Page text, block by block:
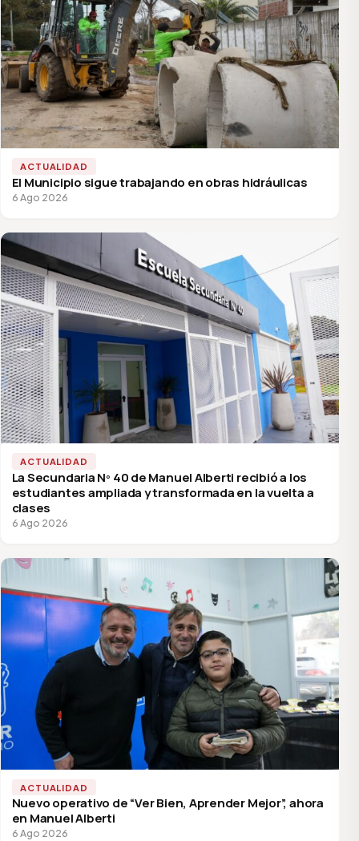
ACTUALIDAD
El Municipio sigue trabajando en obras hidráulicas
6 Ago 2026
ACTUALIDAD
La Secundaria Nº 40 de Manuel Alberti recibió a los
estudiantes ampliada y transformada en la vuelta a
clases
6 Ago 2026
ACTUALIDAD
Nuevo operativo de “Ver Bien, Aprender Mejor”, ahora
en Manuel Alberti
6 Ago 2026